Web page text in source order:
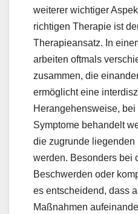
weiterer wichtiger
richtigen Therapie ist
Therapieansatz. In
arbeiten oftmals
zusammen, die
ermöglicht eine
Herangehensweise,
Symptome behandelt
die zugrunde liegenden
werden. Besonders bei
Beschwerden oder
es entscheidend, dass
Maßnahmen